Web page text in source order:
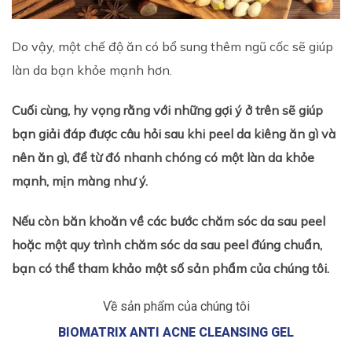
Do vậy, một chế độ ăn có bổ sung thêm ngũ cốc sẽ giúp
làn da bạn khỏe mạnh hơn.
Cuối cùng, hy vọng rằng với những gợi ý ở trên sẽ giúp
bạn giải đáp được câu hỏi sau khi peel da kiêng ăn gì và
nên ăn gì, để từ đó nhanh chóng có một làn da khỏe
mạnh, mịn màng như ý.
Nếu còn băn khoăn về các bước chăm sóc da sau peel
hoặc một quy trình chăm sóc da sau peel đúng chuẩn,
bạn có thể tham khảo một số sản phẩm của chúng tôi.
Về sản phẩm của chúng tôi
BIOMATRIX ANTI ACNE CLEANSING GEL